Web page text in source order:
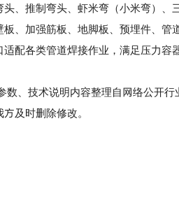
推制弯头、虾米弯（小米弯）、
加强筋板、地脚板、预埋件、管
各类管道焊接作业，满足压力容
、技术说明内容整理自网络公开
及时删除修改。